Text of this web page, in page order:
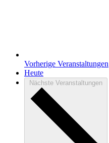
Vorherige Veranstaltungen
Heute
Nächste Veranstaltungen